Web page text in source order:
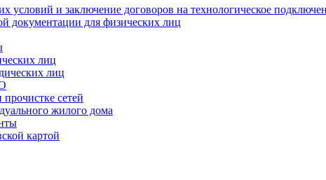
условий и заключение договоров на технологическое
документации для физических лиц
лиц
лиц
сетей
жилого дома
картой